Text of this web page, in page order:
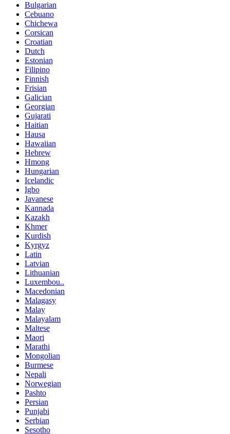
Bulgarian
Cebuano
Chichewa
Corsican
Croatian
Dutch
Estonian
Filipino
Finnish
Frisian
Galician
Georgian
Gujarati
Haitian
Hausa
Hawaiian
Hebrew
Hmong
Hungarian
Icelandic
Igbo
Javanese
Kannada
Kazakh
Khmer
Kurdish
Kyrgyz
Latin
Latvian
Lithuanian
Luxembou..
Macedonian
Malagasy
Malay
Malayalam
Maltese
Maori
Marathi
Mongolian
Burmese
Nepali
Norwegian
Pashto
Persian
Punjabi
Serbian
Sesotho